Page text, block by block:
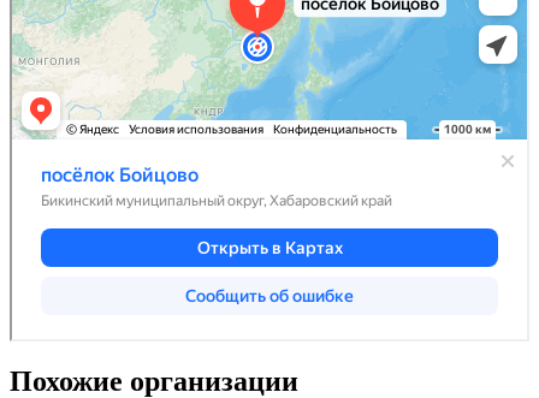
Похожие организации